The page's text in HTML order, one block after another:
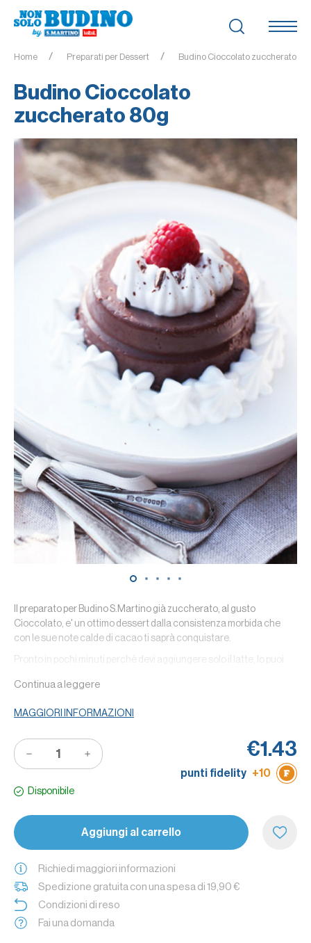
Home Preparati per Dessert Budino Cioccolato zuccherato
Budino Cioccolato
zuccherato 80g
Il preparato per Budino S.Martino già zuccherato, al gusto
Cioccolato, e' un ottimo dessert dalla consistenza morbida che
con le sue note calde di cacao ti saprà conquistare.
Pronto in pochi minuti perchè devi aggiungere solo il latte, lo puoi
decorarlo con qualche ciuffo di panna montata e granella di
qualsiasi tipo di latte o bevanda vegetale consigliato per chi ha
intolleranze alimentari.
Continua a leggere
MAGGIORI INFORMAZIONI
€1.43
punti fidelity +10
Disponibile
Aggiungi al carrello
Richiedi maggiori informazioni
Spedizione gratuita con una spesa di 19,90 €
Condizioni di reso
Fai una domanda